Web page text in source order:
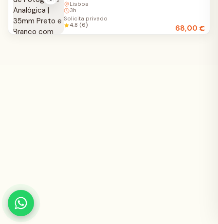
Lisboa
3h
68,00€
Solicita privado
4,8 (6)